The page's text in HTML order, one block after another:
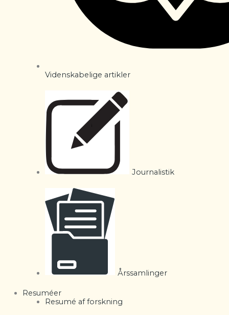
Videnskabelige artikler
Journalistik
Årssamlinger
Resuméer
Resumé af forskning